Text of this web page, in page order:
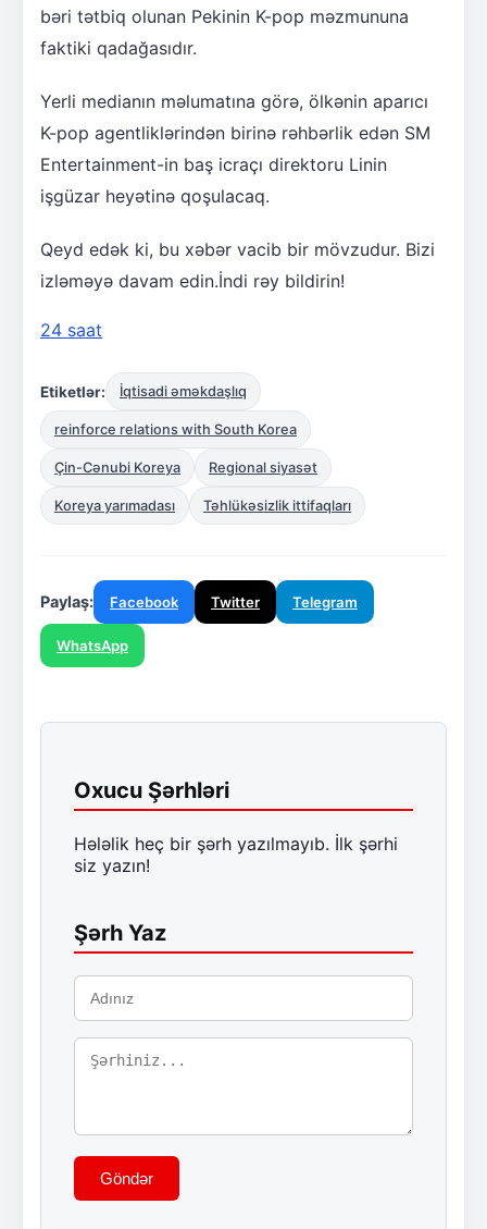
bəri tətbiq olunan Pekinin K-pop məzmununa
faktiki qadağasıdır.
Yerli medianın məlumatına görə, ölkənin aparıcı
K-pop agentliklərindən birinə rəhbərlik edən SM
Entertainment-in baş icraçı direktoru Linin
işgüzar heyətinə qoşulacaq.
Qeyd edək ki, bu xəbər vacib bir mövzudur. Bizi
izləməyə davam edin.İndi rəy bildirin!
24 saat
Etiketlər: İqtisadi əməkdaşlıq
reinforce relations with South Korea
Çin-Cənubi Koreya Regional siyasət
Koreya yarımadası Təhlükəsizlik ittifaqları
Paylaş: Facebook Twitter Telegram
WhatsApp
Oxucu Şərhləri
Hələlik heç bir şərh yazılmayıb. İlk şərhi
siz yazın!
Şərh Yaz
Göndər